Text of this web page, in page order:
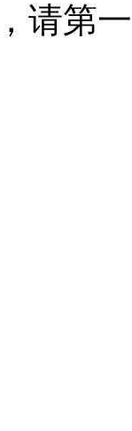
请第